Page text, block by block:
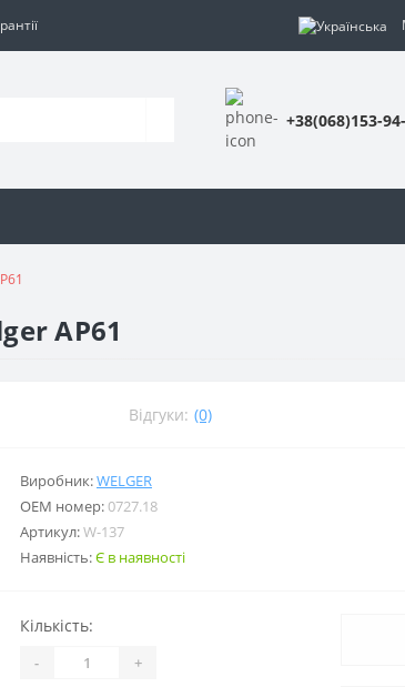
+38(068)153-
AP61
Відгуки: (0)
Виробник:WELGER
ОЕМ номер:0727.18
Артикул:W-137
Наявність:Є в наявності
Кількість:
- +